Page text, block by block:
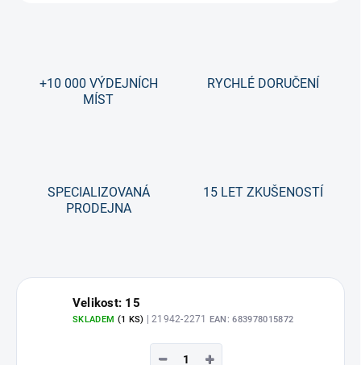
+10 000 VÝDEJNÍCH
MÍST
RYCHLÉ DORUČENÍ
SPECIALIZOVANÁ
PRODEJNA
15 LET ZKUŠENOSTÍ
Velikost: 15
SKLADEM (1 KS) | 21942-2271 EAN: 683978015872
+
−